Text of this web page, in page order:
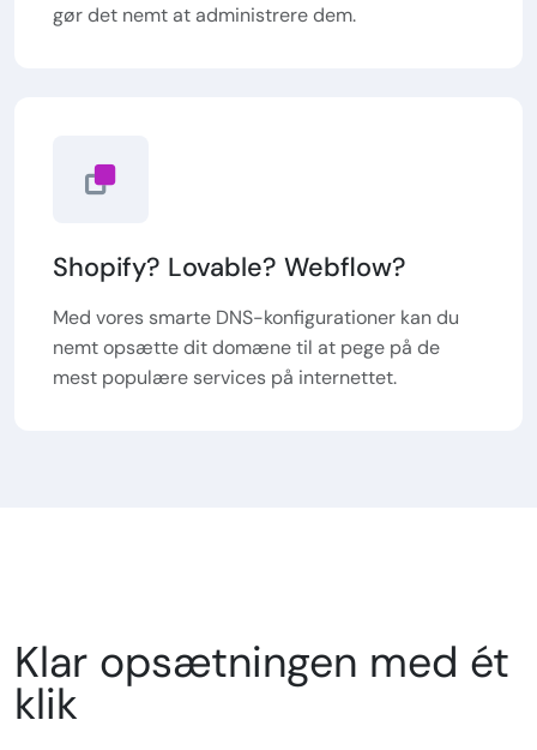
gør det nemt at administrere dem.
Shopify? Lovable? Webflow?
Med vores smarte DNS-konfigurationer kan du
nemt opsætte dit domæne til at pege på de
mest populære services på internettet.
Klar opsætningen med ét
klik